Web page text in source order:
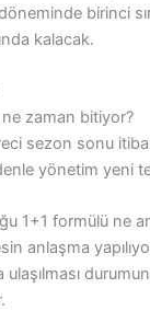
birinci
kalacak.
zaman bitiyor?
sezon sonu
yönetim yeni
1+1 formülü ne
anlaşma
ulaşılması